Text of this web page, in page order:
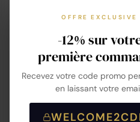
OFFRE EXCLUSIVE
-12% sur
première
Recevez votre code promo
en laissant votre